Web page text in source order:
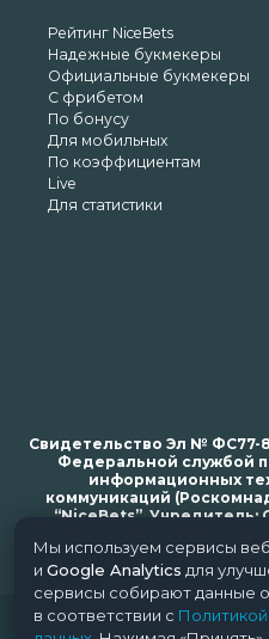
Рейтинг NiceBets
Надежные букмекеры
Официальные букмекеры
С фрибетом
По бонусу
Для мобильных
По коэффициентам
Live
Для статистики
Свидетельство Эл № ФС77-
Федеральной службой
информационных
коммуникаций
“NiceBets”.
© 2018-2024
Мы используем сервисы
и Google Analytics для
сервисы собирают данные
в соответствии с